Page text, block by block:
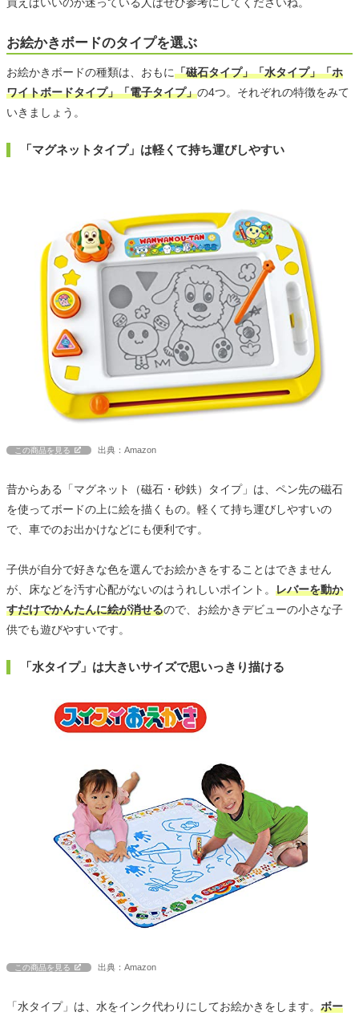
買えばいいのか迷っている人はぜひ参考にしてくださいね。
お絵かきボードのタイプを選ぶ
お絵かきボードの種類は、おもに「磁石タイプ」「水タイプ」「ホ
ワイトボードタイプ」「電子タイプ」の4つ。それぞれの特徴をみて
いきましょう。
「マグネットタイプ」は軽くて持ち運びしやすい
この商品を見る 出典：Amazon
昔からある「マグネット（磁石・砂鉄）タイプ」は、ペン先の磁石
を使ってボードの上に絵を描くもの。軽くて持ち運びしやすいの
で、車でのお出かけなどにも便利です。
子供が自分で好きな色を選んでお絵かきをすることはできません
が、床などを汚す心配がないのはうれしいポイント。 レバーを動か
すだけでかんたんに絵が消せるので、お絵かきデビューの小さな子
供でも遊びやすいです。
「水タイプ」は大きいサイズで思いっきり描ける
この商品を見る 出典：Amazon
「水タイプ」は、水をインク代わりにしてお絵かきをします。 ボー